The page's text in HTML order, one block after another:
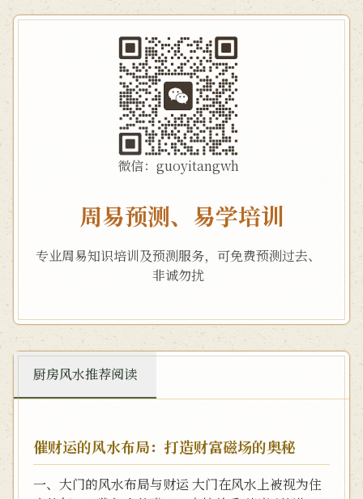
微信：guoyitangwh
周易预测、易学培训
专业周易知识培训及预测服务，可免费预测过去、
非诚勿扰
厨房风水推荐阅读
催财运的风水布局：打造财富磁场的奥秘
一、大门的风水布局与财运 大门在风水上被视为住